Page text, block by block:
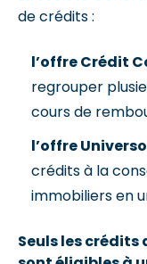
de crédits :
l’offre Crédit
regrouper
cours de
l’offre Universo
crédits à la
immobiliers en
Seuls les